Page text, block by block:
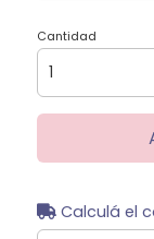
Cantidad
Calculá el